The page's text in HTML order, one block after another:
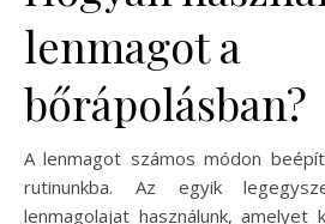
lenmagot a
bőrápolásban?
A lenmagot számos módon
rutinunkba. Az egyik
lenmagolajat használunk, amelyet